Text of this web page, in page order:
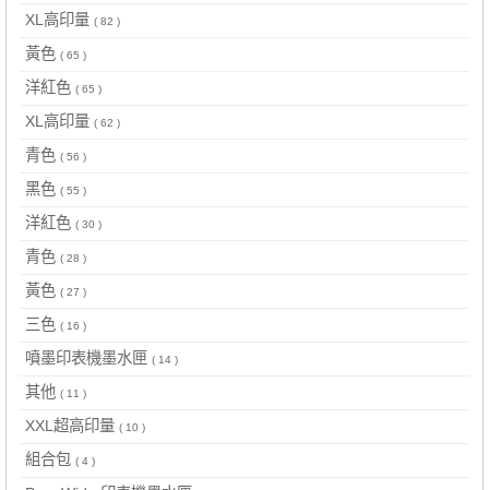
XL高印量 ( 82 )
黃色 ( 65 )
洋紅色 ( 65 )
XL高印量 ( 62 )
青色 ( 56 )
黑色 ( 55 )
洋紅色 ( 30 )
青色 ( 28 )
黃色 ( 27 )
三色 ( 16 )
噴墨印表機墨水匣 ( 14 )
其他 ( 11 )
XXL超高印量 ( 10 )
組合包 ( 4 )